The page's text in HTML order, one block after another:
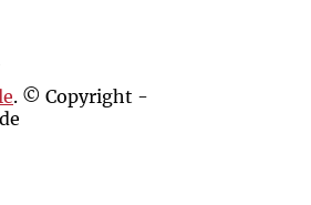
. © Copyright -